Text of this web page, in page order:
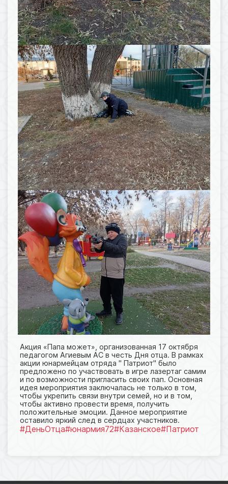
Акция «Папа может», организованная 17 октября
педагогом Агиевым АС в честь Дня отца. В рамках
акции юнармейцам отряда " Патриот" было
предложено по участвовать в игре лазертаг самим
и по возможности пригласить своих пап. Основная
идея мероприятия заключалась не только в том,
чтобы укрепить связи внутри семей, но и в том,
чтобы активно провести время, получить
положительные эмоции. Данное мероприятие
оставило яркий след в сердцах участников.
#ДеньОтца#юнармия72#Казанское#Патриот